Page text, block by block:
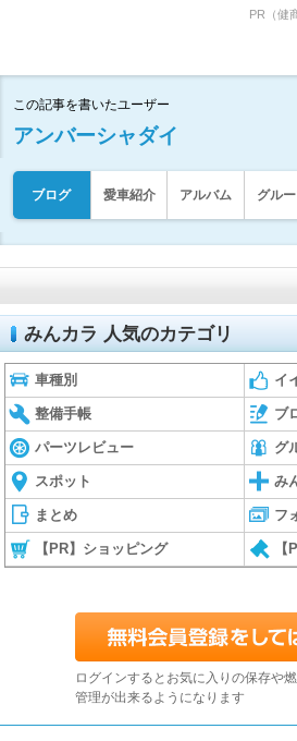
PR（健
この記事を書いたユーザー
アンバーシャダイ
ブログ 愛車紹介 アルバム グル
みんカラ 人気のカテゴリ
車種別 イ
整備手帳 ブ
パーツレビュー グ
スポット み
まとめ フ
【PR】ショッピング
ログインするとお気に入りの保存や
管理が出来るようになります